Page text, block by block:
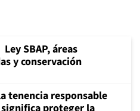
Ley SBAP, áreas
y conservación
tenencia responsable